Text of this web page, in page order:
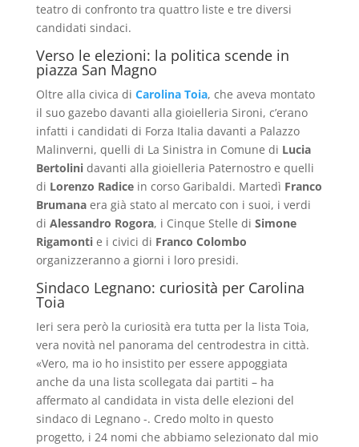
teatro di confronto tra quattro liste e tre diversi
candidati sindaci.
Verso le elezioni: la politica scende in
piazza San Magno
Oltre alla civica di Carolina Toia, che aveva montato
il suo gazebo davanti alla gioielleria Sironi, c’erano
infatti i candidati di Forza Italia davanti a Palazzo
Malinverni, quelli di La Sinistra in Comune di Lucia
Bertolinidavanti alla gioielleria Paternostro e quelli
di Lorenzo Radicein corso Garibaldi. Martedì Franco
Brumanaera già stato al mercato con i suoi, i verdi
di Alessandro Rogora, i Cinque Stelle di Simone
Rigamontie i civici di Franco Colombo
organizzeranno a giorni i loro presidi.
Sindaco Legnano: curiosità per Carolina
Toia
Ieri sera però la curiosità era tutta per la lista Toia,
vera novità nel panorama del centrodestra in città.
«Vero, ma io ho insistito per essere appoggiata
anche da una lista scollegata dai partiti – ha
affermato al candidata in vista delle elezioni del
sindaco di Legnano -. Credo molto in questo
progetto, i 24 nomi che abbiamo selezionato dal mio